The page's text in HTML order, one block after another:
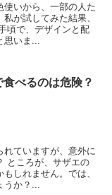
使いから、一部の人た
が試してみた結果、
頃で、デザインと配
いま...
べるのは危険？
れていますが、意外に
ところが、サザエの
しれません。では、
うか？...